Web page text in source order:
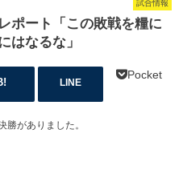
試合情報
ポート「この敗戦を糧に
はなるな」
LINE
Pocket
勝がありました。